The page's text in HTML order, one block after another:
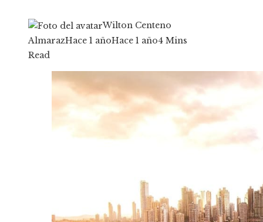
Wilton Centeno
AlmarazHace 1 añoHace 1 año4 Mins
Read